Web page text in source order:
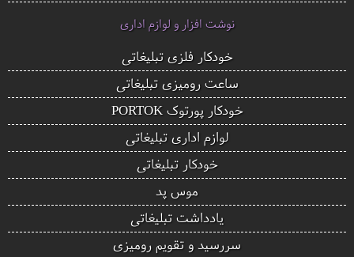
نوشت افزار و لوازم اداری
خودکار فلزی تبلیغاتی
ساعت رومیزی تبلیغاتی
خودکار پورتوک PORTOK
لوازم اداری تبلیغاتی
خودکار تبلیغاتی
موس پد
یادداشت تبلیغاتی
سررسید و تقویم رومیزی